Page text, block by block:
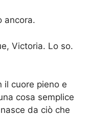
ancora.
Victoria. Lo so.
il cuore pieno e
cosa semplice
da ciò che